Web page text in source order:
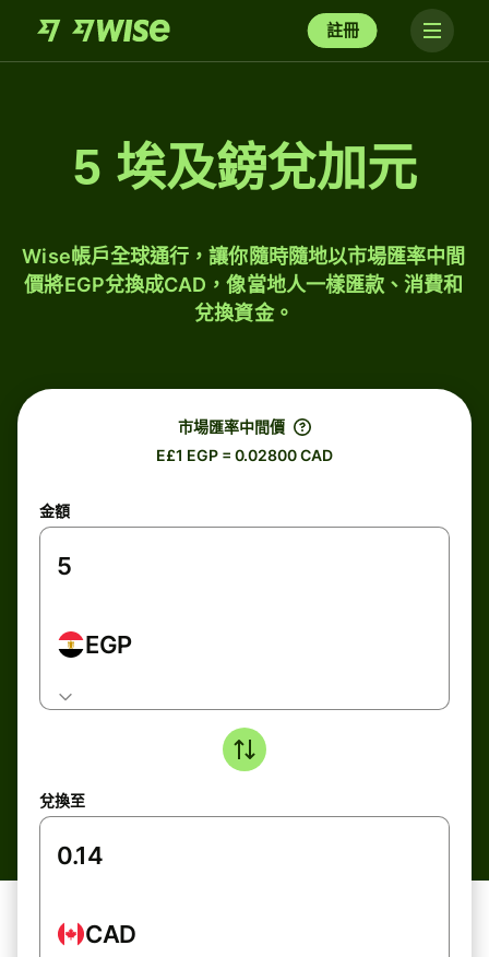
註冊
5 埃及鎊兌加元
Wise帳戶全球通行，讓你隨時隨地以市場匯率中間
價將EGP兌換成CAD，像當地人一樣匯款、消費和
兌換資金。
市場匯率中間價
E£1 EGP = 0.02800 CAD
金額
EGP
兌換至
CAD